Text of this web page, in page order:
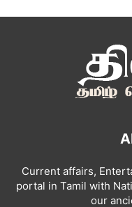
Current affairs,
portal in Tamil with
our